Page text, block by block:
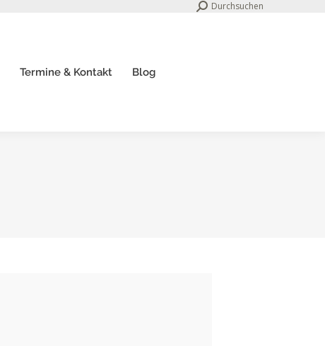
Search:Durchsuchen
Termine & Kontakt Blog